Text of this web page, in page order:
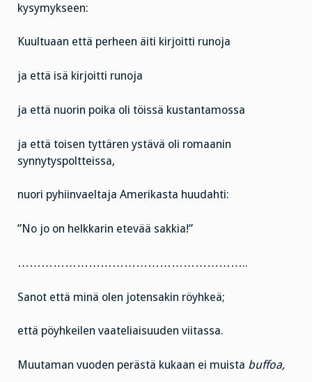
kysymykseen:
Kuultuaan että perheen äiti kirjoitti runoja
ja että isä kirjoitti runoja
ja että nuorin poika oli töissä kustantamossa
ja että toisen tyttären ystävä oli romaanin
synnytyspoltteissa,
nuori pyhiinvaeltaja Amerikasta huudahti:
”No jo on helkkarin etevää sakkia!”
…………………………………………………..
Sanot että minä olen jotensakin röyhkeä;
että pöyhkeilen vaateliaisuuden viitassa.
Muutaman vuoden perästä kukaan ei muista buffoa,